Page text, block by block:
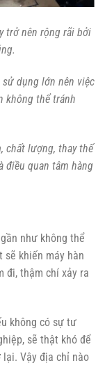
trở nên rộng rãi bởi
dụng lớn nên việc
không thể tránh
, chất lượng, thay thế
điều quan tâm hàng
như không thể
sẽ khiến máy hàn
đi, thậm chí xảy ra
không có sự tư
sẽ thật khó để
Vậy địa chỉ nào